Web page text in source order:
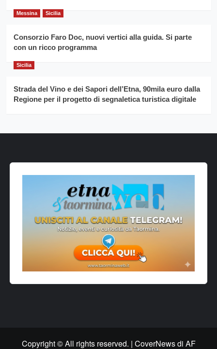
Messina Sicilia
Consorzio Faro Doc, nuovi vertici alla guida. Si parte
con un ricco programma
Sicilia
Strada del Vino e dei Sapori dell’Etna, 90mila euro dalla
Regione per il progetto di segnaletica turistica digitale
Copyright © All rights reserved. | CoverNewsdi AF